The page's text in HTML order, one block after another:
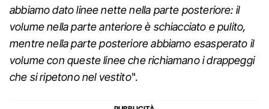
abbiamo dato linee nette nella parte posteriore: il
volume nella parte anteriore è schiacciato e pulito,
mentre nella parte posteriore abbiamo esasperato il
volume con queste linee che richiamano i drappeggi
che si ripetono nel vestito".